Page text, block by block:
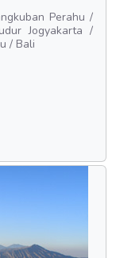
Perahu /
Jogyakarta /
/ Bali